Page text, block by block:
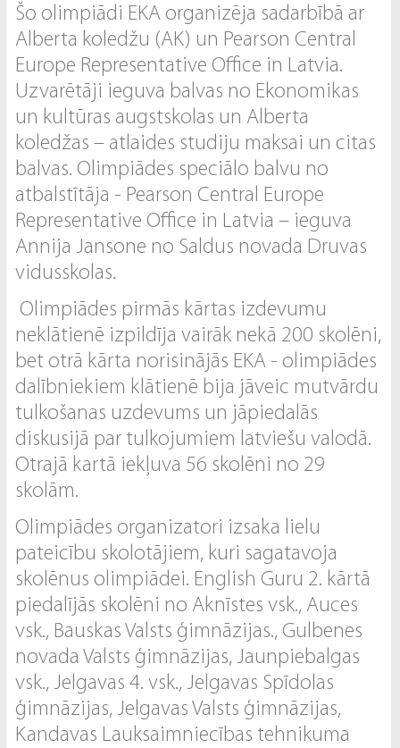
Šo olimpiādi EKA organizēja sadarbībā ar
Alberta koledžu (AK) un Pearson Central
Europe Representative Office in Latvia.
Uzvarētāji ieguva balvas no Ekonomikas
un kultūras augstskolas un Alberta
koledžas – atlaides studiju maksai un citas
balvas. Olimpiādes speciālo balvu no
atbalstītāja - Pearson Central Europe
Representative Office in Latvia – ieguva
Annija Jansone no Saldus novada Druvas
vidusskolas.
Olimpiādes pirmās kārtas izdevumu
neklātienē izpildīja vairāk nekā 200 skolēni,
bet otrā kārta norisinājās EKA - olimpiādes
dalībniekiem klātienē bija jāveic mutvārdu
tulkošanas uzdevums un jāpiedalās
diskusijā par tulkojumiem latviešu valodā.
Otrajā kartā iekļuva 56 skolēni no 29
skolām.
Olimpiādes organizatori izsaka lielu
pateicību skolotājiem, kuri sagatavoja
skolēnus olimpiādei. English Guru 2. kārtā
piedalījās skolēni no Aknīstes vsk., Auces
vsk., Bauskas Valsts ģimnāzijas., Gulbenes
novada Valsts ģimnāzijas, Jaunpiebalgas
vsk., Jelgavas 4. vsk., Jelgavas Spīdolas
ģimnāzijas, Jelgavas Valsts ģimnāzijas,
Kandavas Lauksaimniecības tehnikuma